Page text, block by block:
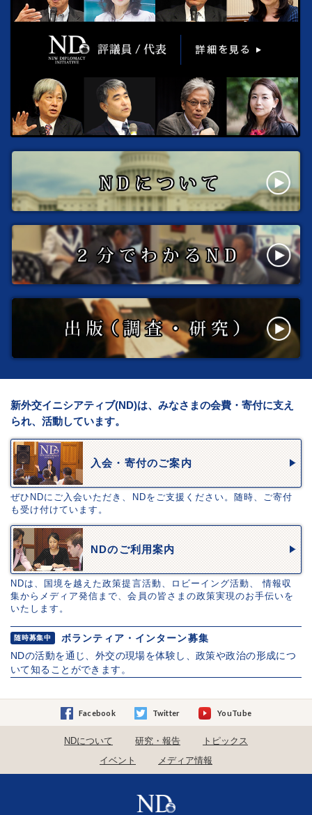
新外交イニシアティブ(ND)は、みなさまの会費・寄付に支え
られ、活動しています。
入会・寄付のご案内
ぜひNDにご入会いただき、NDをご支援ください。随時、ご寄付
も受け付けています。
NDのご利用案内
NDは、国境を越えた政策提言活動、ロビーイング活動、 情報収
集からメディア発信まで、会員の皆さまの政策実現のお手伝いを
いたします。
随時募集中
ボランティア・インターン募集
NDの活動を通じ、外交の現場を体験し、政策や政治の形成につ
いて知ることができます。
Facebook Twitter YouTube
NDについて 研究・報告
トピックス
イベント
メディア情報